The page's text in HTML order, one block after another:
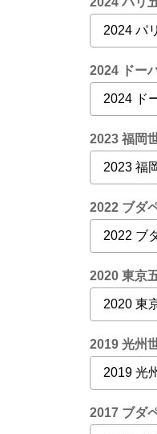
2024 ドー
2023 福岡
2022 ブダ
2020 東京
2019 光州
2017 ブダ